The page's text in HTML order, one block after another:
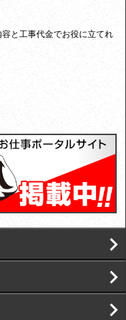
と工事代金でお役に立てれ